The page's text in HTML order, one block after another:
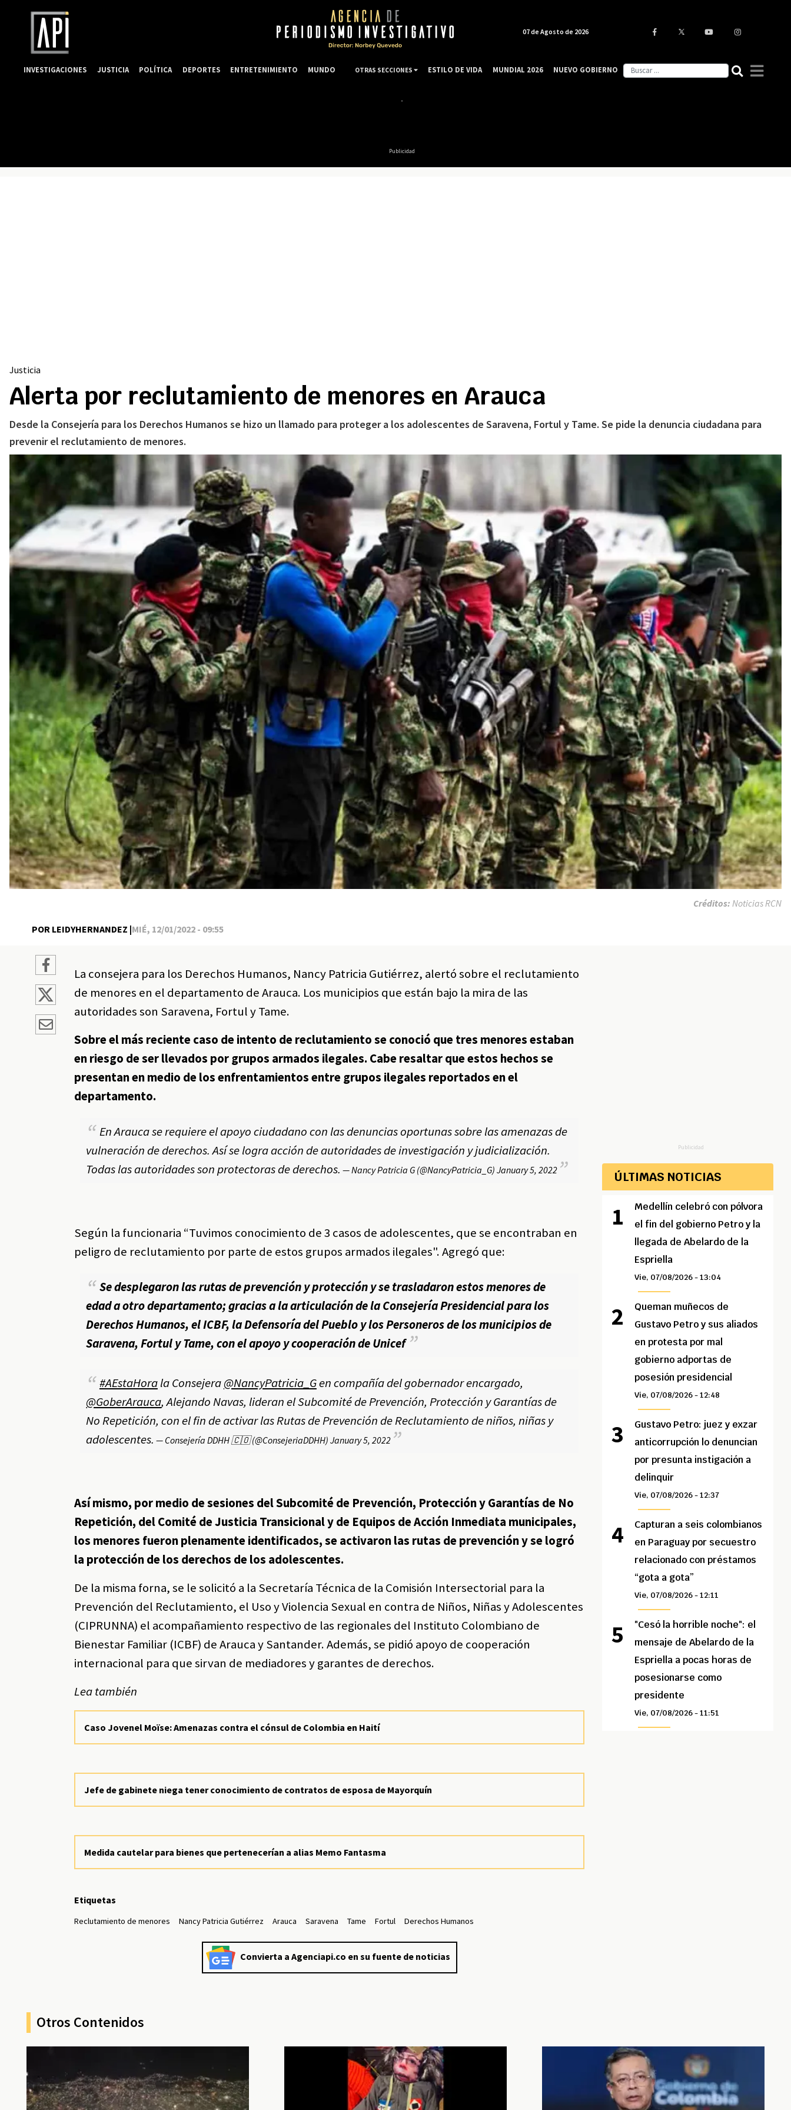
Publicidad
Justicia
Alerta por reclutamiento de menores en Arauca
Desde la Consejería para los Derechos Humanos se hizo un llamado para proteger a los adolescentes de Saravena, Fortul y Tame. Se pide la denuncia ciudadana para
prevenir el reclutamiento de menores.
POR LEIDYHERNANDEZ |MIÉ, 12/01/2022 - 09:55
Créditos: Noticias RCN
La consejera para los Derechos Humanos, Nancy Patricia Gutiérrez, alertó sobre el reclutamiento
de menores en el departamento de Arauca. Los municipios que están bajo la mira de las
autoridades son Saravena, Fortul y Tame.
Sobre el más reciente caso de intento de reclutamiento se conoció que tres menores estaban
en riesgo de ser llevados por grupos armados ilegales. Cabe resaltar que estos hechos se
presentan en medio de los enfrentamientos entre grupos ilegales reportados en el
departamento.
En Arauca se requiere el apoyo ciudadano con las denuncias oportunas sobre las amenazas de
vulneración de derechos. Así se logra acción de autoridades de investigación y judicialización.
Todas las autoridades son protectoras de derechos. — Nancy Patricia G (@NancyPatricia_G)January 5, 2022
Según la funcionaria “Tuvimos conocimiento de 3 casos de adolescentes, que se encontraban en
peligro de reclutamiento por parte de estos grupos armados ilegales". Agregó que:
Se desplegaron las rutas de prevención y protección y se trasladaron estos menores de
edad a otro departamento; gracias a la articulación de la Consejería Presidencial para los
Derechos Humanos, el ICBF, la Defensoría del Pueblo y los Personeros de los municipios de
Saravena, Fortul y Tame, con el apoyo y cooperación de Unicef
#AEstaHorala Consejera@NancyPatricia_Gen compañía del gobernador encargado,
@GoberArauca, Alejando Navas, lideran el Subcomité de Prevención, Protección y Garantías de
No Repetición, con el fin de activar las Rutas de Prevención de Reclutamiento de niños, niñas y
adolescentes. — Consejería DDHH 🇨🇴 (@ConsejeriaDDHH)January 5, 2022
Así mismo, por medio de sesiones del Subcomité de Prevención, Protección y Garantías de No
Repetición, del Comité de Justicia Transicional y de Equipos de Acción Inmediata municipales,
los menores fueron plenamente identificados, se activaron las rutas de prevención y se logró
la protección de los derechos de los adolescentes.
De la misma forna, se le solicitó a la Secretaría Técnica de la Comisión Intersectorial para la
Prevención del Reclutamiento, el Uso y Violencia Sexual en contra de Niños, Niñas y Adolescentes
(CIPRUNNA) el acompañamiento respectivo de las regionales del Instituto Colombiano de
Bienestar Familiar (ICBF) de Arauca y Santander. Además, se pidió apoyo de cooperación
internacional para que sirvan de mediadores y garantes de derechos.
Lea también
Caso Jovenel Moïse: Amenazas contra el cónsul de Colombia en Haití
Jefe de gabinete niega tener conocimiento de contratos de esposa de Mayorquín
Medida cautelar para bienes que pertenecerían a alias Memo Fantasma
Etiquetas
Reclutamiento de menores Nancy Patricia Gutiérrez Arauca Saravena Tame Fortul Derechos Humanos
Convierta a Agenciapi.co en su fuente de noticias
Publicidad
ÚLTIMAS NOTICIAS
Medellín celebró con pólvora
el fin del gobierno Petro y la
llegada de Abelardo de la
Espriella
Vie, 07/08/2026 - 13:04
Queman muñecos de
Gustavo Petro y sus aliados
en protesta por mal
gobierno adportas de
posesión presidencial
Vie, 07/08/2026 - 12:48
Gustavo Petro: juez y exzar
anticorrupción lo denuncian
por presunta instigación a
delinquir
Vie, 07/08/2026 - 12:37
Capturan a seis colombianos
en Paraguay por secuestro
relacionado con préstamos
“gota a gota”
Vie, 07/08/2026 - 12:11
"Cesó la horrible noche": el
mensaje de Abelardo de la
Espriella a pocas horas de
posesionarse como
presidente
Vie, 07/08/2026 - 11:51
Otros Contenidos
07 de Agosto de 2026
INVESTIGACIONES JUSTICIA POLÍTICA DEPORTES ENTRETENIMIENTO MUNDO OTRAS SECCIONES ESTILO DE VIDA MUNDIAL 2026 NUEVO GOBIERNO